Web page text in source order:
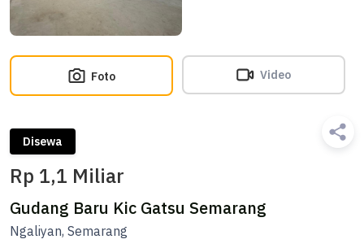
Foto Video
Disewa
Rp 1,1 Miliar
Gudang Baru Kic Gatsu Semarang
Ngaliyan, Semarang